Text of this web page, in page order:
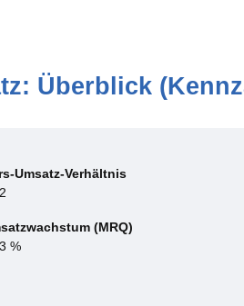
Überblick
Umsatz-Verhältnis
(MRQ)
%